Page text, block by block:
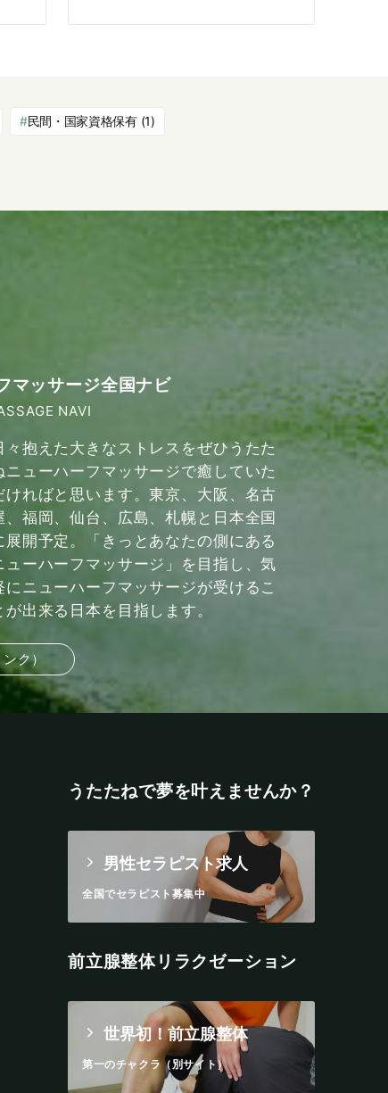
民間・国家資格保有(1)
マッサージ全国ナビ
NAVI
々抱えた大きなストレスをぜひうたた
ニューハーフマッサージで癒していた
ければと思います。東京、大阪、名古
、福岡、仙台、広島、札幌と日本全国
展開予定。「きっとあなたの側にある
ューハーフマッサージ」を目指し、気
にニューハーフマッサージが受けるこ
が出来る日本を目指します。
ク）
うたたねで夢を叶えませんか？
男性セラピスト求人
全国でセラピスト募集中
前立腺整体リラクゼーション
世界初！前立腺整体
第一のチャクラ（別サイト）